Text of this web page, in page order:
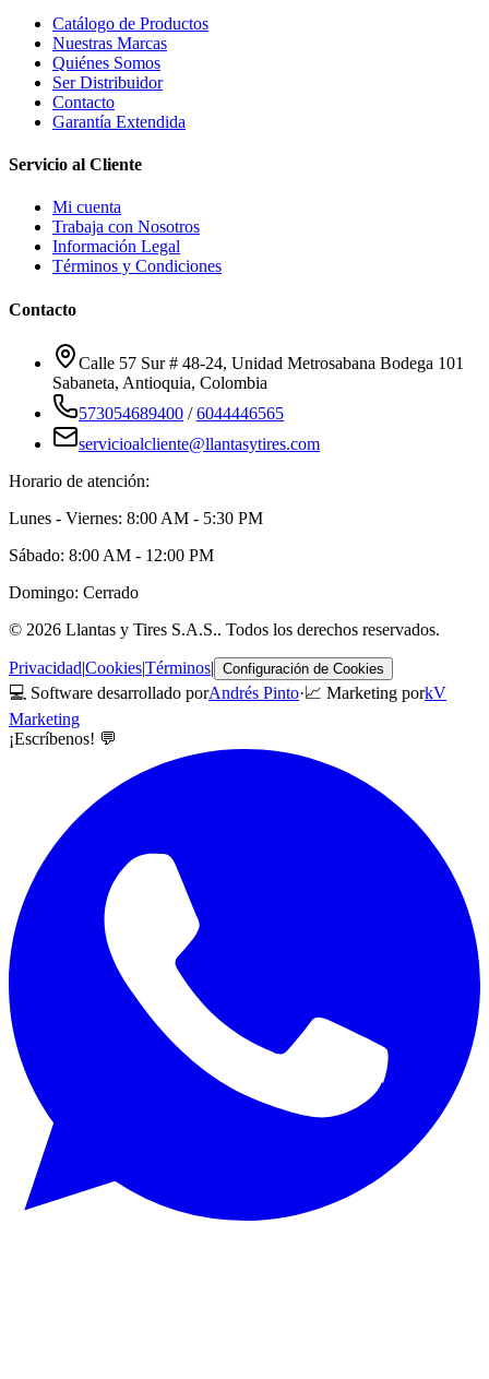
Catálogo de Productos
Nuestras Marcas
Quiénes Somos
Ser Distribuidor
Contacto
Garantía Extendida
Servicio al Cliente
Mi cuenta
Trabaja con Nosotros
Información Legal
Términos y Condiciones
Contacto
Calle 57 Sur # 48-24, Unidad Metrosabana Bodega 101
Sabaneta, Antioquia, Colombia
573054689400 /6044446565
servicioalcliente@llantasytires.com
Horario de atención:
Lunes - Viernes: 8:00 AM - 5:30 PM
Sábado: 8:00 AM - 12:00 PM
Domingo: Cerrado
© 2026 Llantas y Tires S.A.S.. Todos los derechos reservados.
Privacidad|Cookies|Términos| Configuración de Cookies
💻 Software desarrollado porAndrés Pinto·📈 Marketing porkV
Marketing
¡Escríbenos! 💬